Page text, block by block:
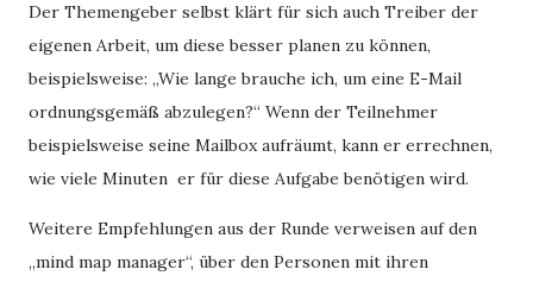
Der Themengeber selbst klärt für sich auch Treiber der
eigenen Arbeit, um diese besser planen zu können,
beispielsweise: „Wie lange brauche ich, um eine E-Mail
ordnungsgemäß abzulegen?“ Wenn der Teilnehmer
beispielsweise seine Mailbox aufräumt, kann er errechnen,
wie viele Minuten er für diese Aufgabe benötigen wird.
Weitere Empfehlungen aus der Runde verweisen auf den
„mind map manager“, über den Personen mit ihren